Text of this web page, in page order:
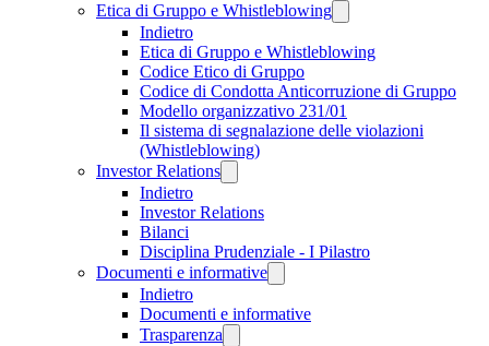
Etica di Gruppo e Whistleblowing
Indietro
Etica di Gruppo e Whistleblowing
Codice Etico di Gruppo
Codice di Condotta Anticorruzione di Gruppo
Modello organizzativo 231/01
Il sistema di segnalazione delle violazioni
(Whistleblowing)
Investor Relations
Indietro
Investor Relations
Bilanci
Disciplina Prudenziale - I Pilastro
Documenti e informative
Indietro
Documenti e informative
Trasparenza